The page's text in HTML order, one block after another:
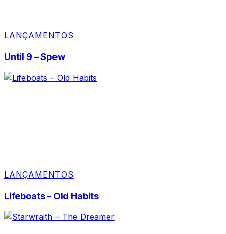
LANÇAMENTOS
Until 9 – Spew
LANÇAMENTOS
Lifeboats – Old Habits